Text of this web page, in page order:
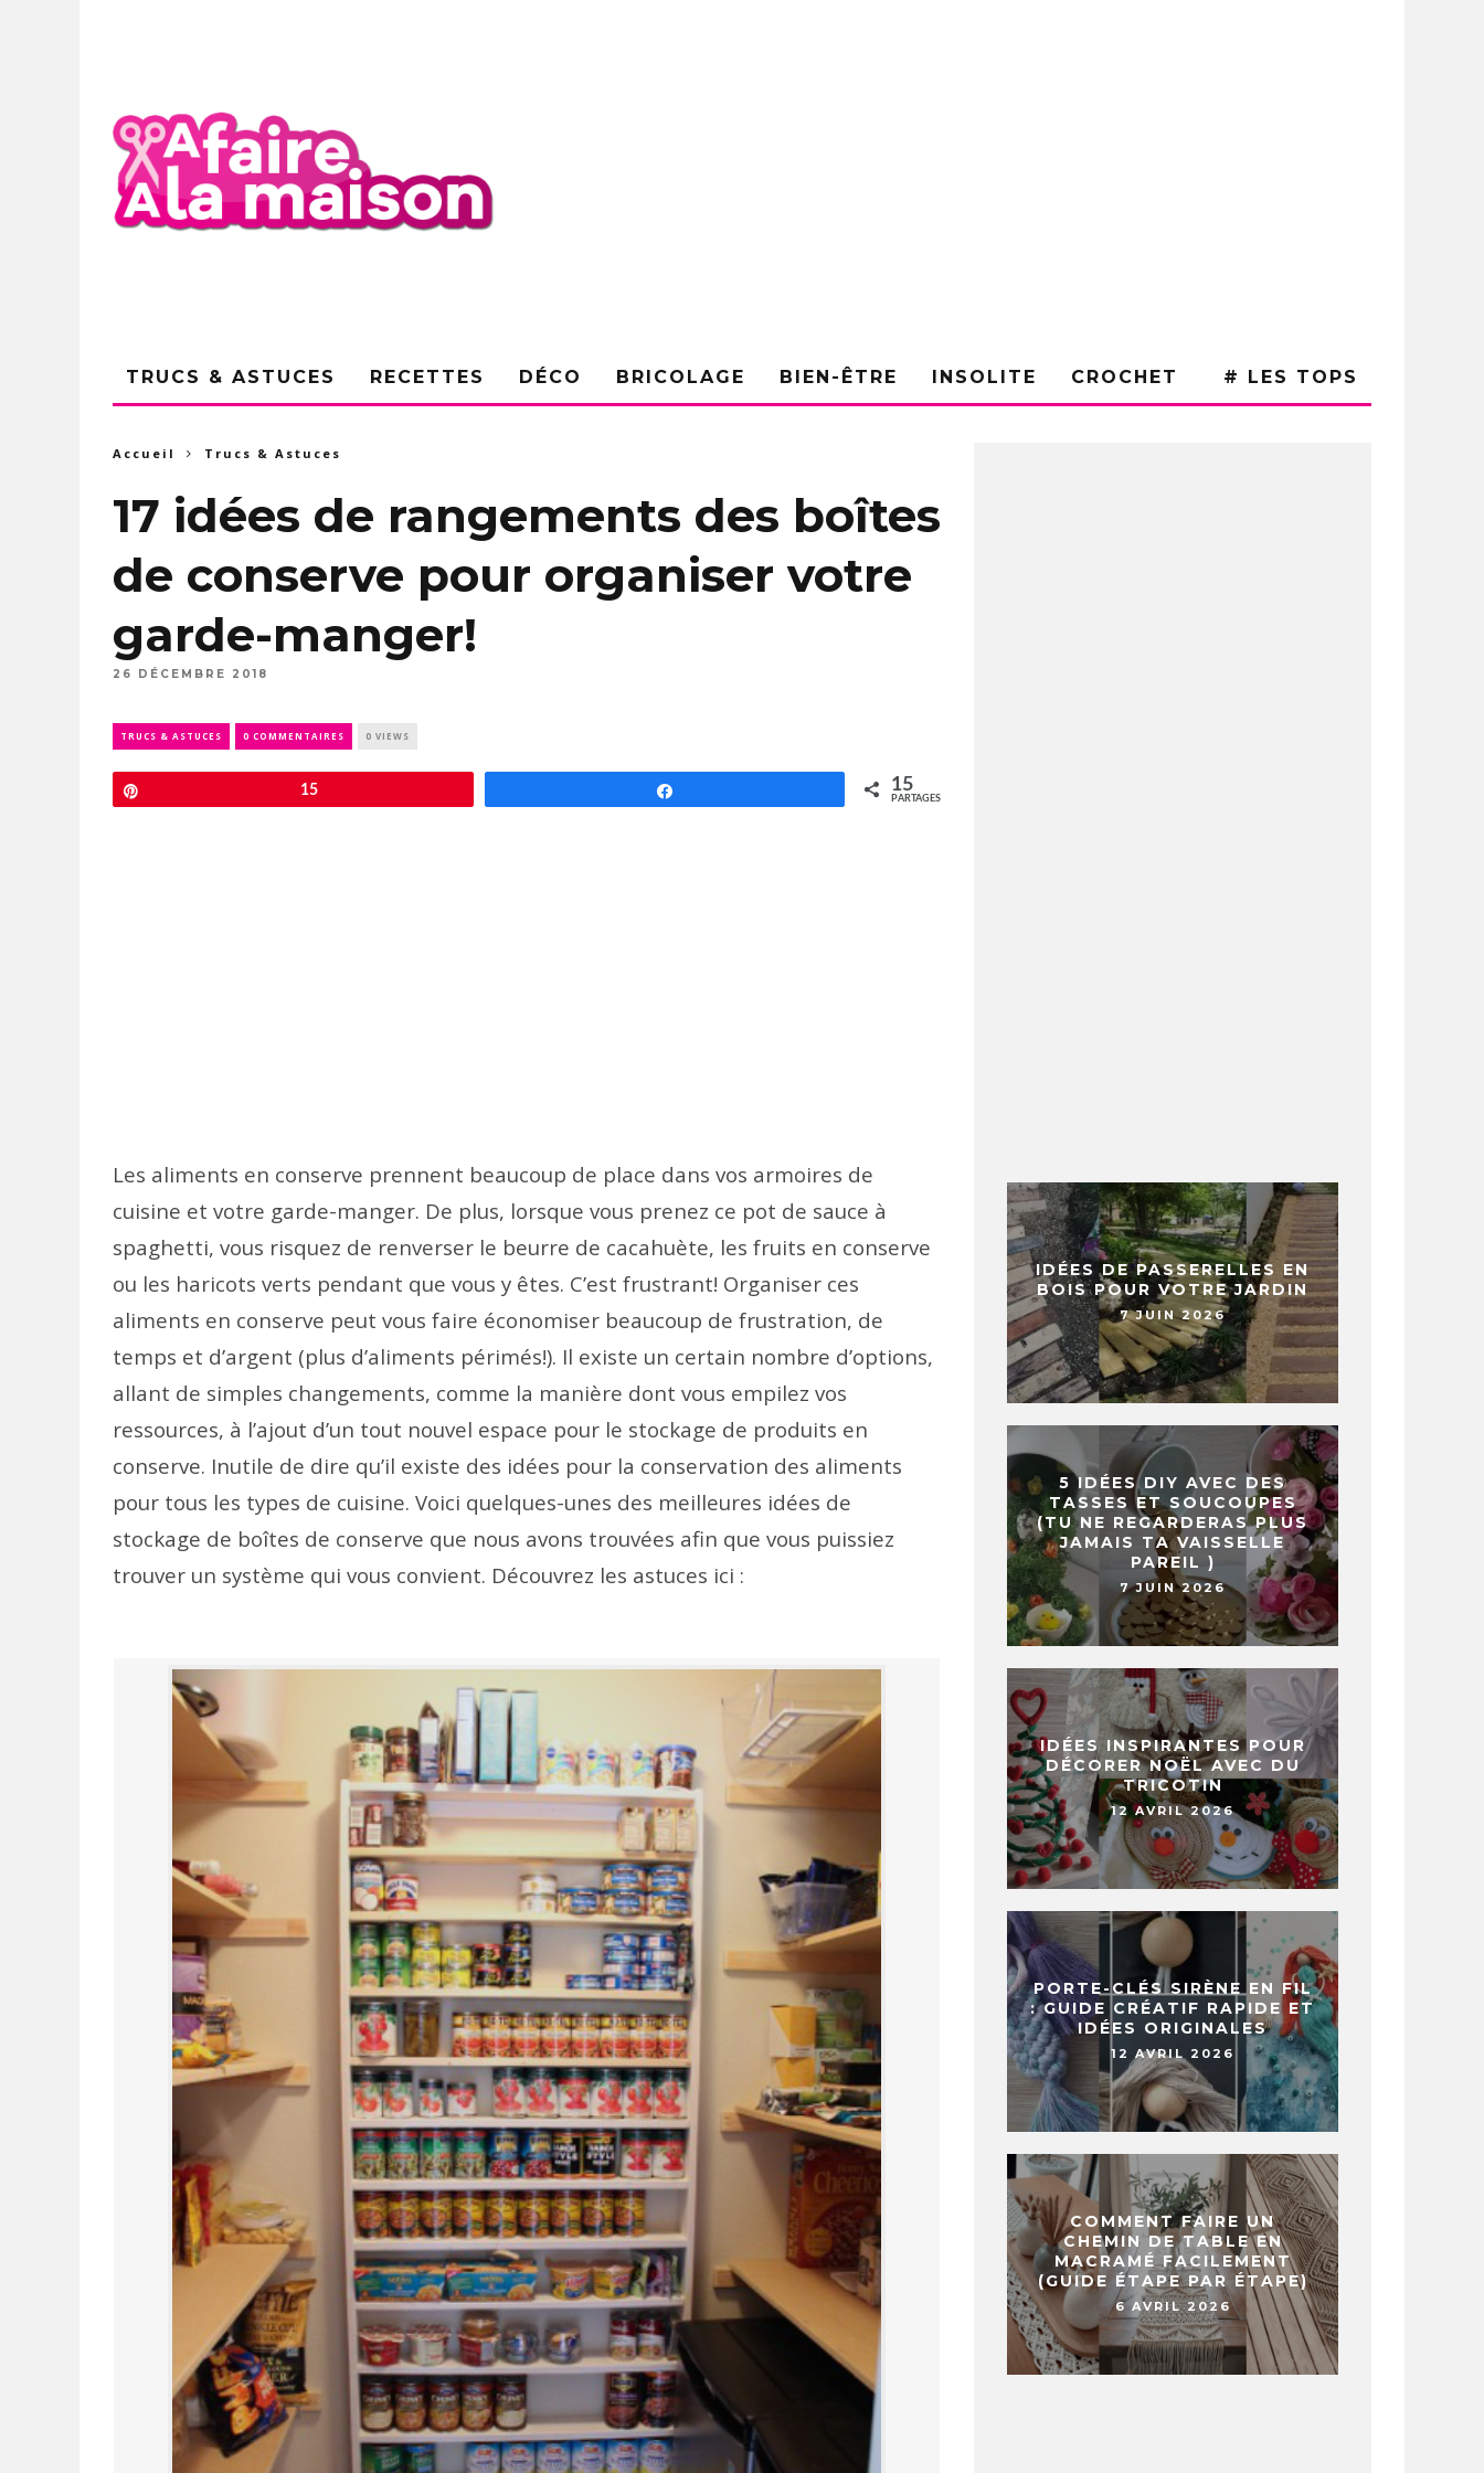
TRUCS & ASTUCES RECETTES DÉCO BRICOLAGE BIEN-ÊTRE INSOLITE CROCHET # LES TOPS
Accueil Trucs & Astuces
17 idées de rangements des boîtes
de conserve pour organiser votre
garde-manger!
26 DÉCEMBRE 2018
TRUCS & ASTUCES 0 COMMENTAIRES 0 VIEWS
15 15
PARTAGES
Les aliments en conserve prennent beaucoup de place dans vos armoires de
cuisine et votre garde-manger. De plus, lorsque vous prenez ce pot de sauce à
spaghetti, vous risquez de renverser le beurre de cacahuète, les fruits en conserve
ou les haricots verts pendant que vous y êtes. C’est frustrant! Organiser ces
aliments en conserve peut vous faire économiser beaucoup de frustration, de
temps et d’argent (plus d’aliments périmés!). Il existe un certain nombre d’options,
allant de simples changements, comme la manière dont vous empilez vos
ressources, à l’ajout d’un tout nouvel espace pour le stockage de produits en
conserve. Inutile de dire qu’il existe des idées pour la conservation des aliments
pour tous les types de cuisine. Voici quelques-unes des meilleures idées de
stockage de boîtes de conserve que nous avons trouvées afin que vous puissiez
trouver un système qui vous convient. Découvrez les astuces ici :
IDÉES DE PASSERELLES EN
BOIS POUR VOTRE JARDIN
7 JUIN 2026
5 IDÉES DIY AVEC DES
TASSES ET SOUCOUPES
(TU NE REGARDERAS PLUS
JAMAIS TA VAISSELLE
PAREIL )
7 JUIN 2026
IDÉES INSPIRANTES POUR
DÉCORER NOËL AVEC DU
TRICOTIN
12 AVRIL 2026
PORTE-CLÉS SIRÈNE EN FIL
: GUIDE CRÉATIF RAPIDE ET
IDÉES ORIGINALES
12 AVRIL 2026
COMMENT FAIRE UN
CHEMIN DE TABLE EN
MACRAMÉ FACILEMENT
(GUIDE ÉTAPE PAR ÉTAPE)
6 AVRIL 2026